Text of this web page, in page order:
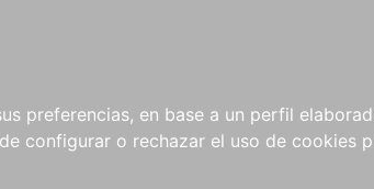
preferencias, en base a un perfil
configurar o rechazar el uso de cookies
NOVEDADES NOTICIAS